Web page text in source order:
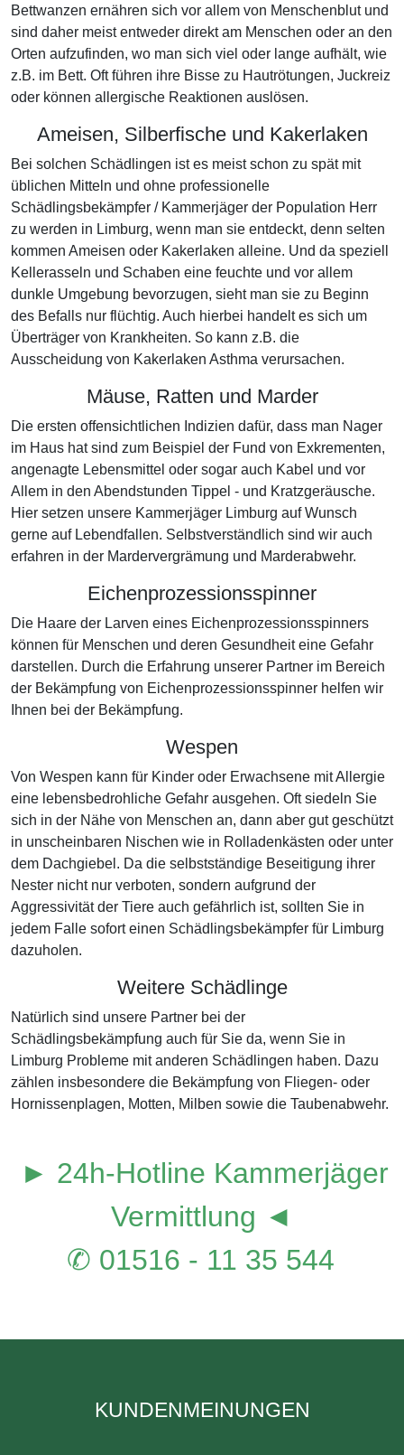
Bettwanzen ernähren sich vor allem von Menschenblut und
sind daher meist entweder direkt am Menschen oder an den
Orten aufzufinden, wo man sich viel oder lange aufhält, wie
z.B. im Bett. Oft führen ihre Bisse zu Hautrötungen, Juckreiz
oder können allergische Reaktionen auslösen.
Ameisen, Silberfische und Kakerlaken
Bei solchen Schädlingen ist es meist schon zu spät mit
üblichen Mitteln und ohne professionelle
Schädlingsbekämpfer / Kammerjäger der Population Herr
zu werden in Limburg, wenn man sie entdeckt, denn selten
kommen Ameisen oder Kakerlaken alleine. Und da speziell
Kellerasseln und Schaben eine feuchte und vor allem
dunkle Umgebung bevorzugen, sieht man sie zu Beginn
des Befalls nur flüchtig. Auch hierbei handelt es sich um
Überträger von Krankheiten. So kann z.B. die
Ausscheidung von Kakerlaken Asthma verursachen.
Mäuse, Ratten und Marder
Die ersten offensichtlichen Indizien dafür, dass man Nager
im Haus hat sind zum Beispiel der Fund von Exkrementen,
angenagte Lebensmittel oder sogar auch Kabel und vor
Allem in den Abendstunden Tippel - und Kratzgeräusche.
Hier setzen unsere Kammerjäger Limburg auf Wunsch
gerne auf Lebendfallen. Selbstverständlich sind wir auch
erfahren in der Mardervergrämung und Marderabwehr.
Eichenprozessionsspinner
Die Haare der Larven eines Eichenprozessionsspinners
können für Menschen und deren Gesundheit eine Gefahr
darstellen. Durch die Erfahrung unserer Partner im Bereich
der Bekämpfung von Eichenprozessionsspinner helfen wir
Ihnen bei der Bekämpfung.
Wespen
Von Wespen kann für Kinder oder Erwachsene mit Allergie
eine lebensbedrohliche Gefahr ausgehen. Oft siedeln Sie
sich in der Nähe von Menschen an, dann aber gut geschützt
in unscheinbaren Nischen wie in Rolladenkästen oder unter
dem Dachgiebel. Da die selbstständige Beseitigung ihrer
Nester nicht nur verboten, sondern aufgrund der
Aggressivität der Tiere auch gefährlich ist, sollten Sie in
jedem Falle sofort einen Schädlingsbekämpfer für Limburg
dazuholen.
Weitere Schädlinge
Natürlich sind unsere Partner bei der
Schädlingsbekämpfung auch für Sie da, wenn Sie in
Limburg Probleme mit anderen Schädlingen haben. Dazu
zählen insbesondere die Bekämpfung von Fliegen- oder
Hornissenplagen, Motten, Milben sowie die Taubenabwehr.
► 24h-Hotline Kammerjäger
Vermittlung ◄
✆ 01516 - 11 35 544
KUNDENMEINUNGEN